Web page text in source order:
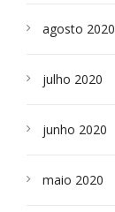
agosto 2020
julho 2020
junho 2020
maio 2020